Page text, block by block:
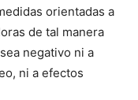
orientadas a
de tal manera
negativo ni a
ni a efectos